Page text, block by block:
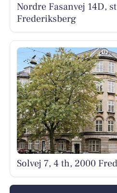
Nordre Fasanvej 14D,
Frederiksberg
Solvej 7, 4 th, 2000